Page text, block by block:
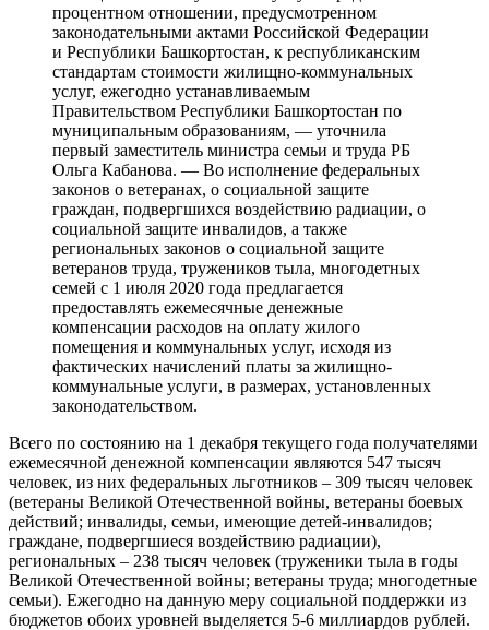
процентном отношении, предусмотренном
законодательными актами Российской Федерации
и Республики Башкортостан, к республиканским
стандартам стоимости жилищно-коммунальных
услуг, ежегодно устанавливаемым
Правительством Республики Башкортостан по
муниципальным образованиям, — уточнила
первый заместитель министра семьи и труда РБ
Ольга Кабанова. — Во исполнение федеральных
законов о ветеранах, о социальной защите
граждан, подвергшихся воздействию радиации, о
социальной защите инвалидов, а также
региональных законов о социальной защите
ветеранов труда, тружеников тыла, многодетных
семей с 1 июля 2020 года предлагается
предоставлять ежемесячные денежные
компенсации расходов на оплату жилого
помещения и коммунальных услуг, исходя из
фактических начислений платы за жилищно-
коммунальные услуги, в размерах, установленных
законодательством.
Всего по состоянию на 1 декабря текущего года получателями
ежемесячной денежной компенсации являются 547 тысяч
человек, из них федеральных льготников – 309 тысяч человек
(ветераны Великой Отечественной войны, ветераны боевых
действий; инвалиды, семьи, имеющие детей-инвалидов;
граждане, подвергшиеся воздействию радиации),
региональных – 238 тысяч человек (труженики тыла в годы
Великой Отечественной войны; ветераны труда; многодетные
семьи). Ежегодно на данную меру социальной поддержки из
бюджетов обоих уровней выделяется 5-6 миллиардов рублей.